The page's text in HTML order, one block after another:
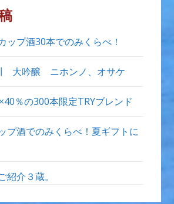
ップ酒30本でのみくらべ！
大吟醸 ニホンノ、オサケ
％の300本限定TRYブレンド
プ酒でのみくらべ！夏ギフトに
紹介３蔵。